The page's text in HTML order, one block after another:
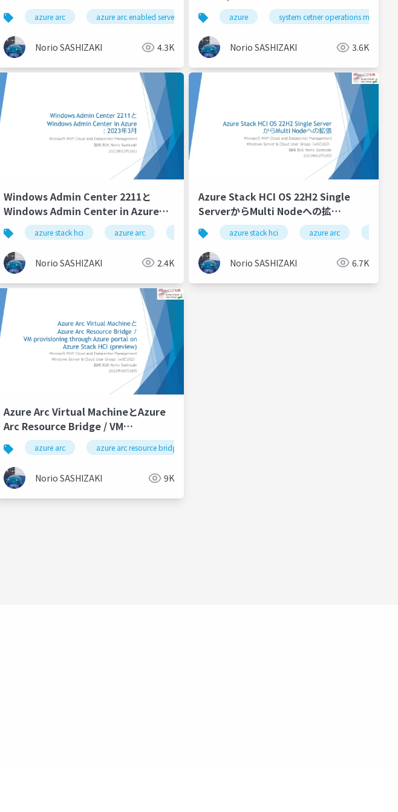
azure monitor vm insights
modernized gateway (preview) -
Windows Admin Center 2311
azure arc azure arc enabled server wac windows admin center
Norio SASHIZAKI 4.3K
Managed Instance
azure system cetner operations manager
Norio SASHIZAKI 3.6K
directory azure monitor
azure active directory
Windows Admin Center 2211と
Windows Admin Center in Azure：
2023年3月/Windows Admin Center
2211 and Windows Admin Center in
Azure: March 2023
azure stack hci azure arc windows admin center azure azure iass
Norio SASHIZAKI 2.4K
Azure Stack HCI OS 22H2 Single
ServerからMulti Nodeへの拡
張/Azure Stack HCI OS 22H2 Single
Server to Multi Node Extension
azure stack hci azure arc
Norio SASHIZAKI 6.7K
hci azure iass windows admin center
Azure Arc Virtual MachineとAzure
Arc Resource Bridge / VM
provisioning through Azure portal
on Azure Stack HCI (preview)
azure arc azure arc resource bridge
Norio SASHIZAKI 9K